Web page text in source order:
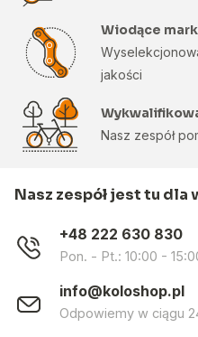
Wiodące
jakości
Nasz zespół
Nasz zespół jest tu dla
+48 222 630 830
Pon. - Pt.: 10:00 -
info@koloshop.pl
Odpowiemy w ciągu